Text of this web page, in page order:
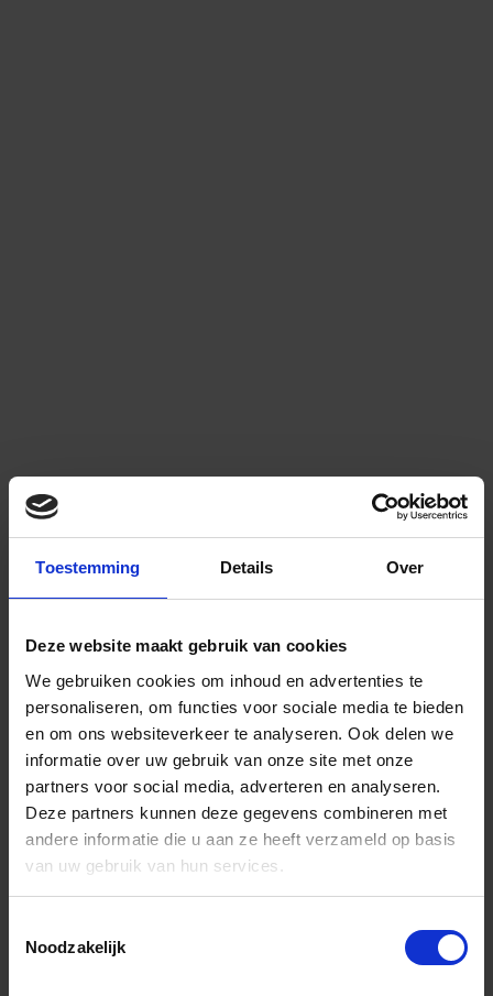
Toestemming Details Over
Deze website maakt gebruik van cookies
We gebruiken cookies om inhoud en advertenties te
personaliseren, om functies voor sociale media te bieden
en om ons websiteverkeer te analyseren. Ook delen we
informatie over uw gebruik van onze site met onze
partners voor social media, adverteren en analyseren.
Deze partners kunnen deze gegevens combineren met
andere informatie die u aan ze heeft verzameld op basis
van uw gebruik van hun services.
Noodzakelijk